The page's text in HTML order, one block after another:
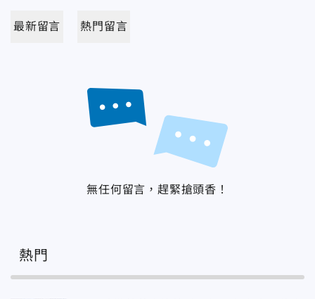
最新留言 熱門留言
無任何留言，趕緊搶頭香！
熱門